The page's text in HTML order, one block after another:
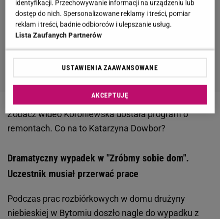
Zobacz wideoKoroniewska dostała program o
remontach. Co na to Katarzyna Dowbor?
Dramatyczny wypadek w "Zróbmy sobie dom".
Uczestnik musiał przerwać prace
Podczas prac rozbiórkowych w domu drużyny
niebieskiej w Bytomiu doszło nagle do wypadku z
identyfikacji. Przechowywanie informacji na urządzeniu lub
dostęp do nich. Spersonalizowane reklamy i treści, pomiar
reklam i treści, badnie odbiorców i ulepszanie usług.
Lista Zaufanych Partnerów
USTAWIENIA ZAAWANSOWANE
AKCEPTUJĘ